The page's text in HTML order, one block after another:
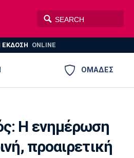
ΕΚΔΟΣΗ ONLINE
ΟΜΑΔΕΣ
ΣΠΟΡ
ΑΕΚ ΠΑΟΚ
Η ενημέρωση
προαιρετική